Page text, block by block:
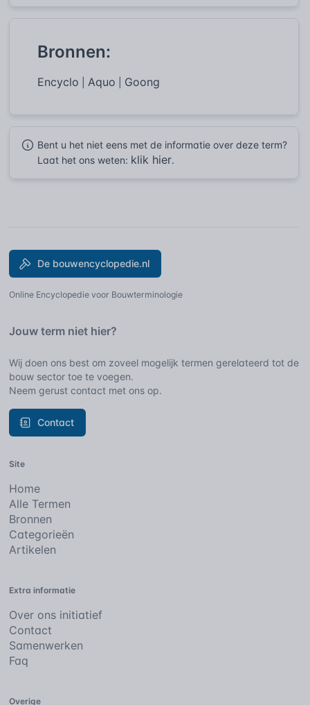
Bronnen:
Encyclo Aquo Goong
Bent u het niet eens met de informatie over deze term?
Laat het ons weten: klik hier.
De bouwencyclopedie.nl
Online Encyclopedie voor Bouwterminologie
Jouw term niet hier?
Wij doen ons best om zoveel mogelijk termen gerelateerd tot de
bouw sector toe te voegen.
Neem gerust contact met ons op.
Contact
Site
Home
Alle Termen
Bronnen
Categorieën
Artikelen
Extra informatie
Over ons initiatief
Contact
Samenwerken
Faq
Overige